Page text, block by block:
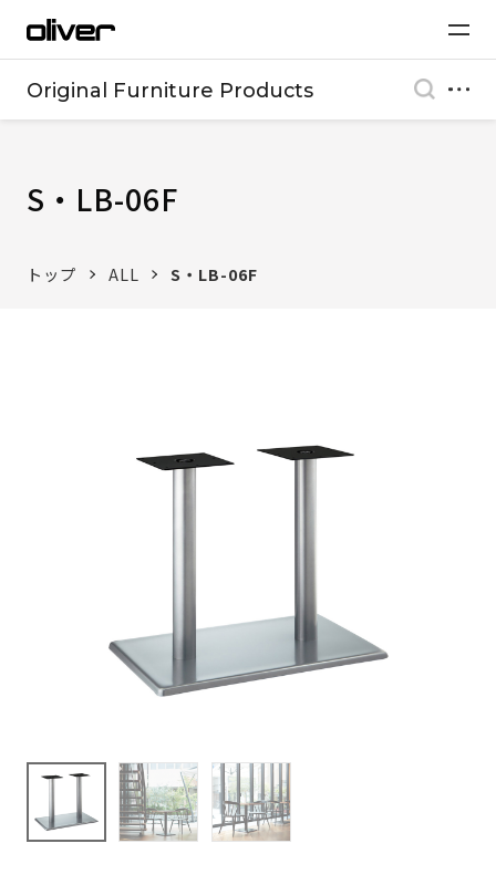
Original Furniture Products
S・LB-06F
トップ ALL S・LB-06F